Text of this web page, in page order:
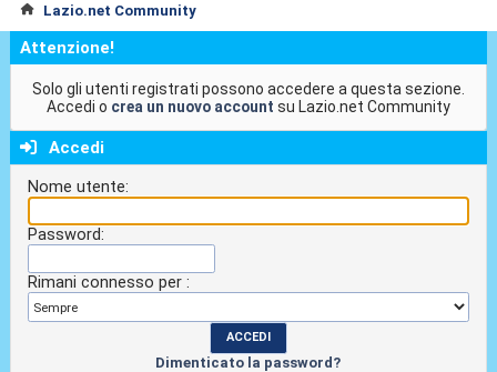
Lazio.net Community
Attenzione!
Solo gli utenti registrati possono accedere a questa sezione.
Accedi o crea un nuovo account su Lazio.net Community
Accedi
Nome utente:
Password:
Rimani connesso per :
Dimenticato la password?